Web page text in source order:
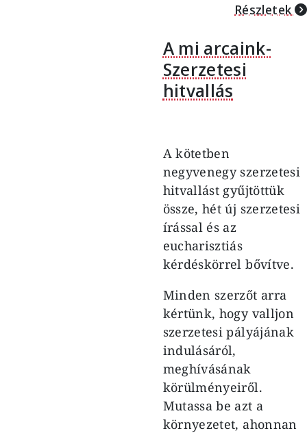
Részletek
A mi arcaink-
Szerzetesi
hitvallás
A kötetben
negyvenegy szerzetesi
hitvallást gyűjtöttük
össze, hét új szerzetesi
írással és az
eucharisztiás
kérdéskörrel bővítve.
Minden szerzőt arra
kértünk, hogy valljon
szerzetesi pályájának
indulásáról,
meghívásának
körülményeiről.
Mutassa be azt a
környezetet, ahonnan